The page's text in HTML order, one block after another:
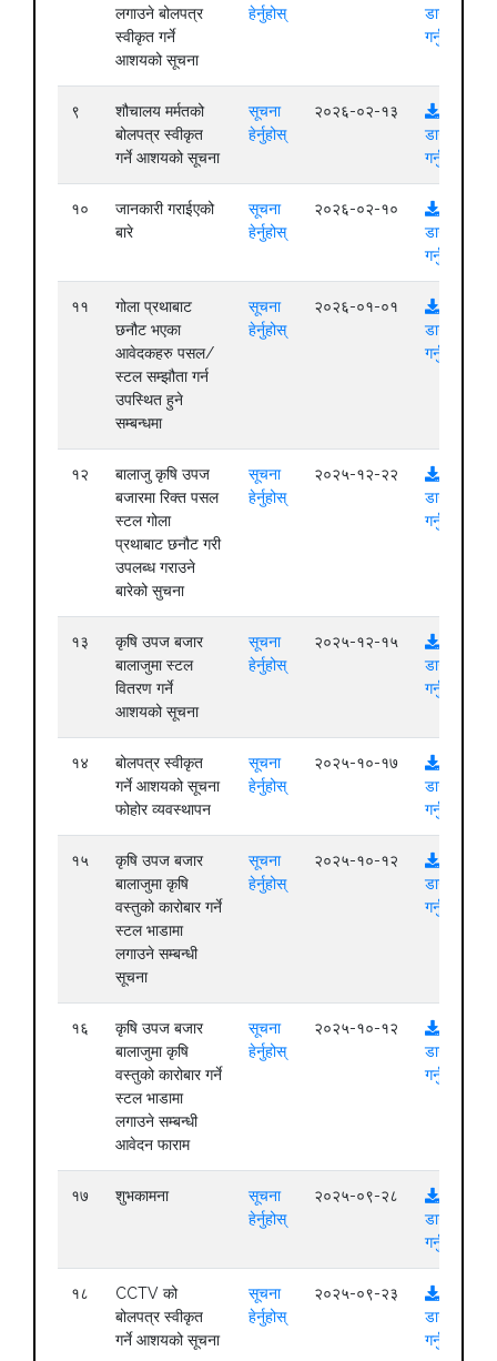
लगाउने बोलपत्र
स्वीकृत गर्ने
आशयको सूचना
हेर्नुहोस्
डाउनलोड
गर्नुहोस्
९
शौचालय मर्मतको
बोलपत्र स्वीकृत
गर्ने आशयको सूचना
सूचना
हेर्नुहोस्
२०२६-०२-१३
डाउनलोड
गर्नुहोस्
१०
जानकारी गराईएको
बारे
सूचना
हेर्नुहोस्
२०२६-०२-१०
डाउनलोड
गर्नुहोस्
११
गोला प्रथाबाट
छनौट भएका
आवेदकहरु पसल/
स्टल सम्झौता गर्न
उपस्थित हुने
सम्बन्धमा
सूचना
हेर्नुहोस्
२०२६-०१-०१
डाउनलोड
गर्नुहोस्
१२
बालाजु कृषि उपज
बजारमा रिक्त पसल
स्टल गोला
प्रथाबाट छनौट गरी
उपलब्ध गराउने
बारेको सुचना
सूचना
हेर्नुहोस्
२०२५-१२-२२
डाउनलोड
गर्नुहोस्
१३
कृषि उपज बजार
बालाजुमा स्टल
वितरण गर्ने
आशयको सूचना
सूचना
हेर्नुहोस्
२०२५-१२-१५
डाउनलोड
गर्नुहोस्
१४
बोलपत्र स्वीकृत
गर्ने आशयको सूचना
फोहोर व्यवस्थापन
सूचना
हेर्नुहोस्
२०२५-१०-१७
डाउनलोड
गर्नुहोस्
१५
कृषि उपज बजार
बालाजुमा कृषि
वस्तुको कारोबार गर्ने
स्टल भाडामा
लगाउने सम्बन्धी
सूचना
सूचना
हेर्नुहोस्
२०२५-१०-१२
डाउनलोड
गर्नुहोस्
१६
कृषि उपज बजार
बालाजुमा कृषि
वस्तुको कारोबार गर्ने
स्टल भाडामा
लगाउने सम्बन्धी
आवेदन फाराम
सूचना
हेर्नुहोस्
२०२५-१०-१२
डाउनलोड
गर्नुहोस्
१७ शुभकामना
सूचना
हेर्नुहोस्
२०२५-०९-२८
डाउनलोड
गर्नुहोस्
१८
CCTV को
बोलपत्र स्वीकृत
गर्ने आशयको सूचना
सूचना
हेर्नुहोस्
२०२५-०९-२३
डाउनलोड
गर्नुहोस्